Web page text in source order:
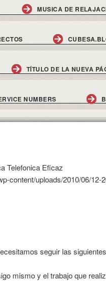
MUSICA DE
TÍTULO DE LA NUEVA
NUMBERS
Telefonica Eficaz
seguir las
mismo y el trabajo que